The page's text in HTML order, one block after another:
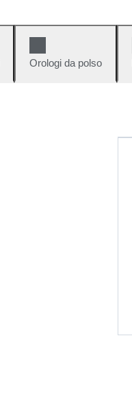
Orologi da polso